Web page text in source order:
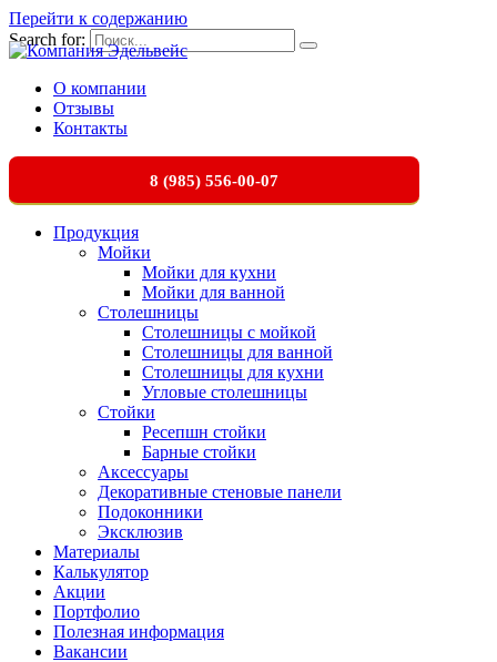
Перейти к содержанию
Search for:
О компании
Отзывы
Контакты
8 (985) 556-00-07
Продукция
Мойки
Мойки для кухни
Мойки для ванной
Столешницы
Столешницы с мойкой
Столешницы для ванной
Столешницы для кухни
Угловые столешницы
Стойки
Ресепшн стойки
Барные стойки
Аксессуары
Декоративные стеновые панели
Подоконники
Эксклюзив
Материалы
Калькулятор
Акции
Портфолио
Полезная информация
Вакансии